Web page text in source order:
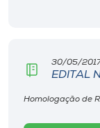
30/05/
EDITAL
Homologação de